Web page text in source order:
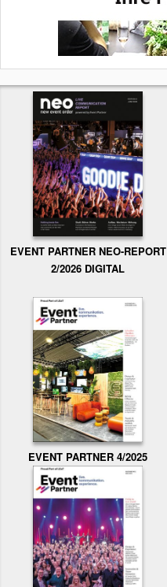
EVENT PARTNER NEO-REPORT
2/2026 DIGITAL
EVENT PARTNER 4/2025